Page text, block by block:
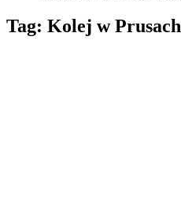
Tag: Kolej w Prusach